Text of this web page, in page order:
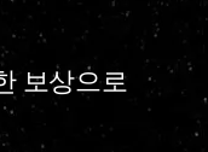
보상으로